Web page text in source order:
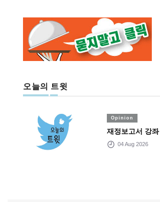
오늘의 트윗
Opinion
재정보고서 강좌
04 Aug 2026